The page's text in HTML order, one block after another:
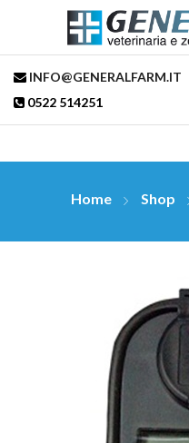
INFO@GENERALFARM.IT
0522 514251
Home Shop